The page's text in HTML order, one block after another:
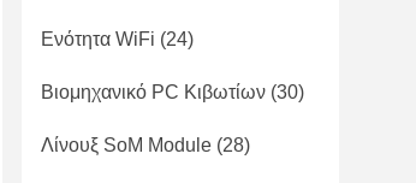
Ενότητα WiFi (24)
Βιομηχανικό PC Κιβωτίων (30)
Λίνουξ SoM Module (28)